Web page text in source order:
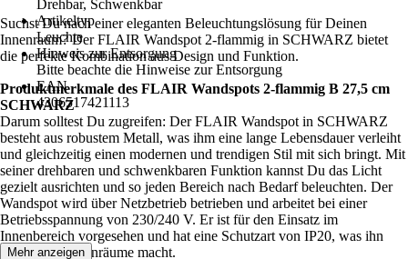
Drehbar, Schwenkbar
Artikeltyp
Leuchte
Hinweis zur Entsorgung
Bitte beachte die Hinweise zur Entsorgung
EAN
4306517421113
Suchst Du nach einer eleganten Beleuchtungslösung für Deinen
Innenraum? Der FLAIR Wandspot 2-flammig in SCHWARZ bietet
die perfekte Kombination aus Design und Funktion.
Produktmerkmale des FLAIR Wandspots 2-flammig B 27,5 cm
SCHWARZ
Darum solltest Du zugreifen: Der FLAIR Wandspot in SCHWARZ
besteht aus robustem Metall, was ihm eine lange Lebensdauer verleiht
und gleichzeitig einen modernen und trendigen Stil mit sich bringt. Mit
seiner drehbaren und schwenkbaren Funktion kannst Du das Licht
gezielt ausrichten und so jeden Bereich nach Bedarf beleuchten. Der
Wandspot wird über Netzbetrieb betrieben und arbeitet bei einer
Betriebsspannung von 230/240 V. Er ist für den Einsatz im
Innenbereich vorgesehen und hat eine Schutzart von IP20, was ihn
perfekt für Wohnräume macht.
Mehr anzeigen